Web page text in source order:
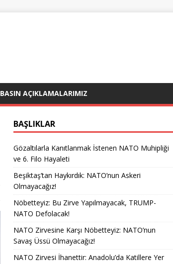
BASIN AÇIKLAMALARIMIZ
BAŞLIKLAR
Gözaltılarla Kanıtlanmak İstenen NATO Muhipliği
ve 6. Filo Hayaleti
Beşiktaş’tan Haykırdık: NATO’nun Askeri
Olmayacağız!
Nöbetteyiz: Bu Zirve Yapılmayacak, TRUMP-
NATO Defolacak!
NATO Zirvesine Karşı Nöbetteyiz: NATO’nun
Savaş Üssü Olmayacağız!
NATO Zirvesi İhanettir: Anadolu’da Katillere Yer